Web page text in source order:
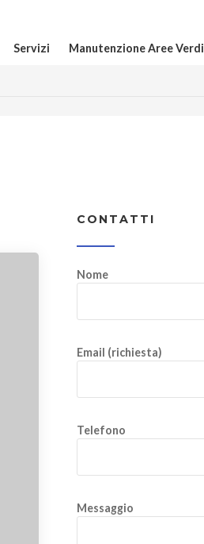
Servizi Manutenzione Aree Verdi
CONTATTI
Nome
Email (richiesta)
Telefono
Messaggio